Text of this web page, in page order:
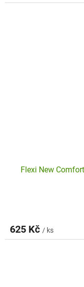
Flexi New
625 Kč / ks